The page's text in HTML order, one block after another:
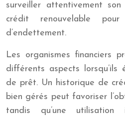
surveiller attentivement son
crédit renouvelable
d’endettement.
Les organismes financiers
différents aspects lorsqu’ils
de prêt. Un historique de
bien gérés peut favoriser
tandis qu’une